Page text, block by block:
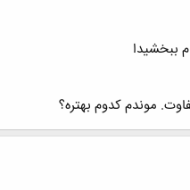
ببخشیدا
موندم کدوم بهتره؟